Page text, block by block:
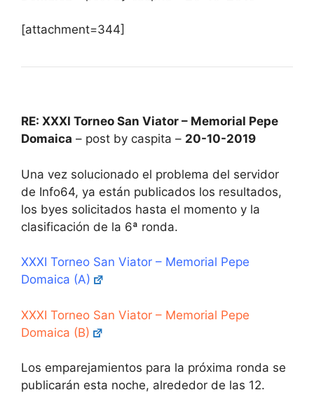
[attachment=344]
RE: XXXI Torneo San Viator – Memorial Pepe
Domaica – post by caspita – 20-10-2019
Una vez solucionado el problema del servidor
de Info64, ya están publicados los resultados,
los byes solicitados hasta el momento y la
clasificación de la 6ª ronda.
XXXI Torneo San Viator – Memorial Pepe
Domaica (A)
XXXI Torneo San Viator – Memorial Pepe
Domaica (B)
Los emparejamientos para la próxima ronda se
publicarán esta noche, alrededor de las 12.